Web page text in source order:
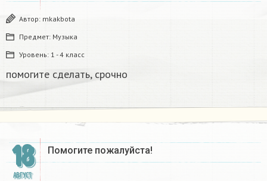
Автор: mkakbota
Предмет: Музыка
Уровень: 1 - 4 класс
помогите сделать, срочно​
18
АВГУСТ
Помогите пожалуйста!